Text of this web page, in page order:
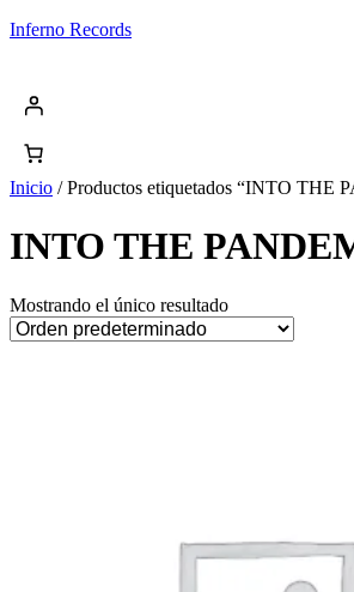
Saltar
Inferno Records
Inicio / Productos etiquetados “INTO THE
INTO THE
Mostrando el único resultado